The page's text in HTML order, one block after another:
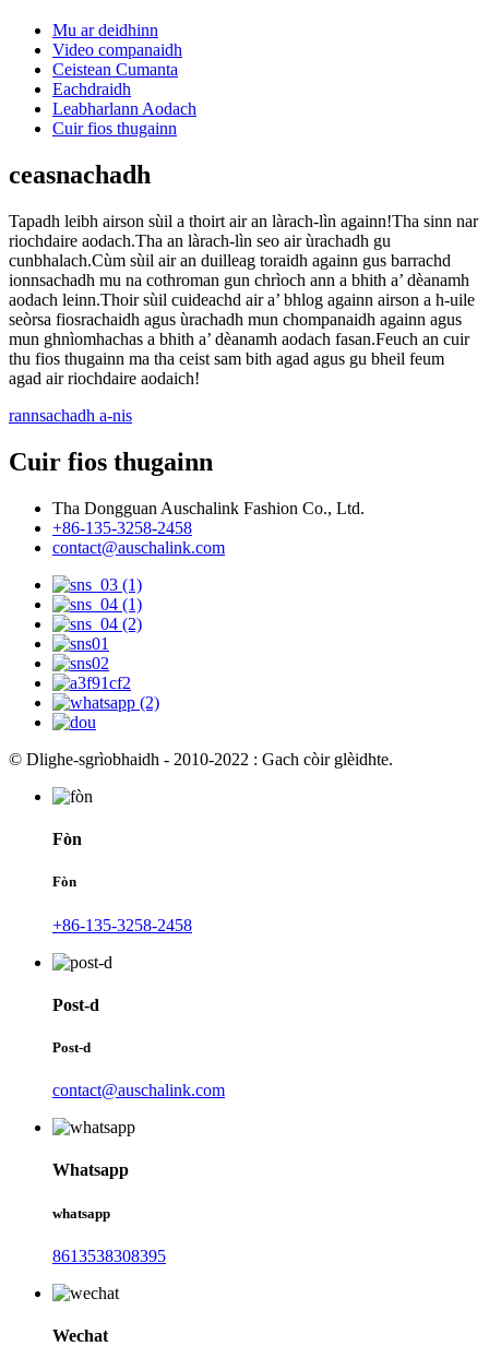
Mu ar deidhinn
Video companaidh
Ceistean Cumanta
Eachdraidh
Leabharlann Aodach
Cuir fios thugainn
ceasnachadh
Tapadh leibh airson sùil a thoirt air an làrach-lìn againn!Tha sinn nar
riochdaire aodach.Tha an làrach-lìn seo air ùrachadh gu
cunbhalach.Cùm sùil air an duilleag toraidh againn gus barrachd
ionnsachadh mu na cothroman gun chrìoch ann a bhith a’ dèanamh
aodach leinn.Thoir sùil cuideachd air a’ bhlog againn airson a h-uile
seòrsa fiosrachaidh agus ùrachadh mun chompanaidh againn agus
mun ghnìomhachas a bhith a’ dèanamh aodach fasan.Feuch an cuir
thu fios thugainn ma tha ceist sam bith agad agus gu bheil feum
agad air riochdaire aodaich!
rannsachadh a-nis
Cuir fios thugainn
Tha Dongguan Auschalink Fashion Co., Ltd.
+86-135-3258-2458
contact@auschalink.com
© Dlighe-sgrìobhaidh - 2010-2022 : Gach còir glèidhte.
Fòn
Fòn
+86-135-3258-2458
Post-d
Post-d
contact@auschalink.com
Whatsapp
whatsapp
8613538308395
Wechat